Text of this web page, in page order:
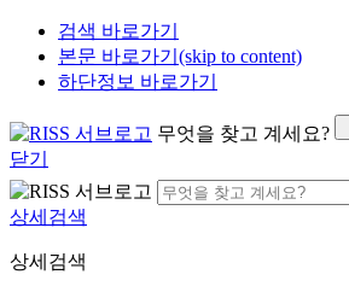
검색 바로가기
본문 바로가기(skip to content)
하단정보 바로가기
무엇을 찾고 계세요?
닫기
상세검색
상세검색